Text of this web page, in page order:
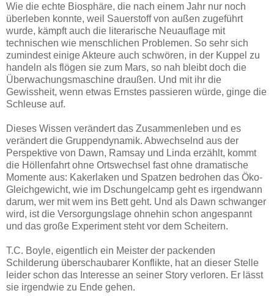
Wie die echte Biosphäre, die nach einem Jahr nur noch
überleben konnte, weil Sauerstoff von außen zugeführt
wurde, kämpft auch die literarische Neuauflage mit
technischen wie menschlichen Problemen. So sehr sich
zumindest einige Akteure auch schwören, in der Kuppel zu
handeln als flögen sie zum Mars, so nah bleibt doch die
Überwachungsmaschine draußen. Und mit ihr die
Gewissheit, wenn etwas Ernstes passieren würde, ginge die
Schleuse auf.
Dieses Wissen verändert das Zusammenleben und es
verändert die Gruppendynamik. Abwechselnd aus der
Perspektive von Dawn, Ramsay und Linda erzählt, kommt
die Höllenfahrt ohne Ortswechsel fast ohne dramatische
Momente aus: Kakerlaken und Spatzen bedrohen das Öko-
Gleichgewicht, wie im Dschungelcamp geht es irgendwann
darum, wer mit wem ins Bett geht. Und als Dawn schwanger
wird, ist die Versorgungslage ohnehin schon angespannt
und das große Experiment steht vor dem Scheitern.
T.C. Boyle, eigentlich ein Meister der packenden
Schilderung überschaubarer Konflikte, hat an dieser Stelle
leider schon das Interesse an seiner Story verloren. Er lässt
sie irgendwie zu Ende gehen.